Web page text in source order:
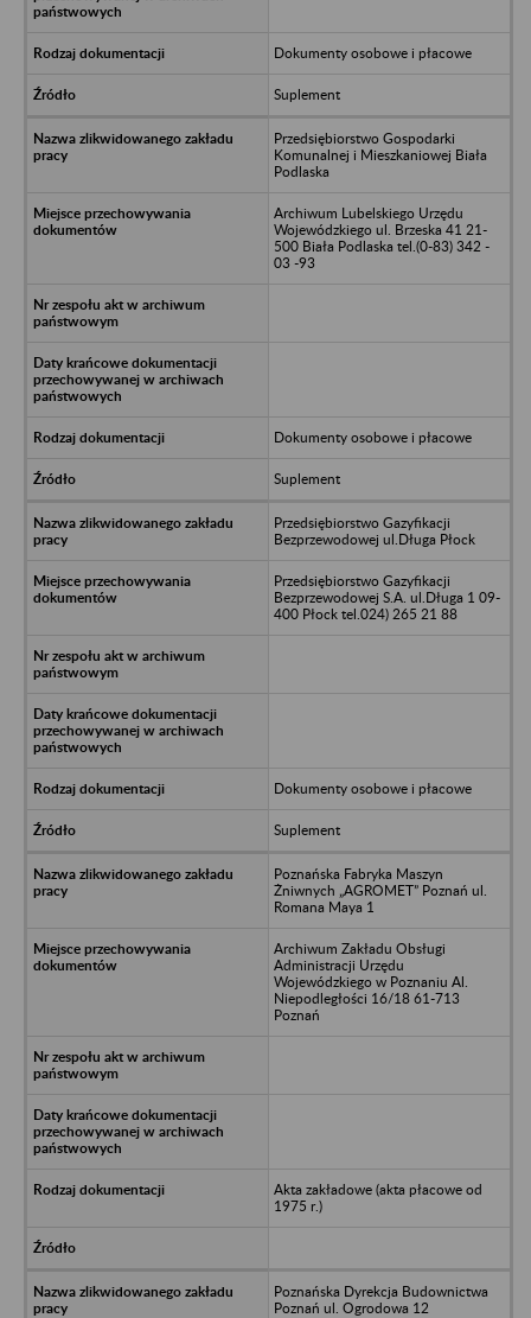
Dokumenty osobowe i płacowe
Suplement
Przedsiębiorstwo Gospodarki
Komunalnej i Mieszkaniowej Biała
Podlaska
Archiwum Lubelskiego Urzędu
Wojewódzkiego ul. Brzeska 41 21-
500 Biała Podlaska tel.(0-83) 342 -
03 -93
Dokumenty osobowe i płacowe
Suplement
Przedsiębiorstwo Gazyfikacji
Bezprzewodowej ul.Długa Płock
Przedsiębiorstwo Gazyfikacji
Bezprzewodowej S.A. ul.Długa 1 09-
400 Płock tel.024) 265 21 88
Dokumenty osobowe i płacowe
Suplement
Poznańska Fabryka Maszyn
Żniwnych „AGROMET” Poznań ul.
Romana Maya 1
Archiwum Zakładu Obsługi
Administracji Urzędu
Wojewódzkiego w Poznaniu Al.
Niepodległości 16/18 61-713
Poznań
Akta zakładowe (akta płacowe od
1975 r.)
Poznańska Dyrekcja Budownictwa
Poznań ul. Ogrodowa 12